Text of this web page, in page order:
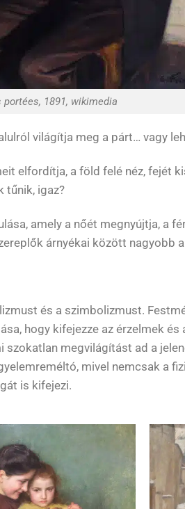
portées, 1891, wikimedia
világítja meg a párt… vagy
elfordítja, a föld felé néz, fejét
tűnik, igaz?
amely a nőét megnyújtja, a
árnyékai között nagyobb
és a szimbolizmust.
hogy kifejezze az érzelmek
megvilágítást ad a
mivel nemcsak a
is kifejezi.